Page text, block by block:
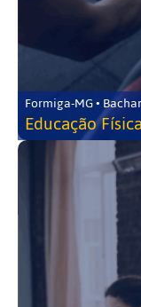
Formiga-MG •
Educação